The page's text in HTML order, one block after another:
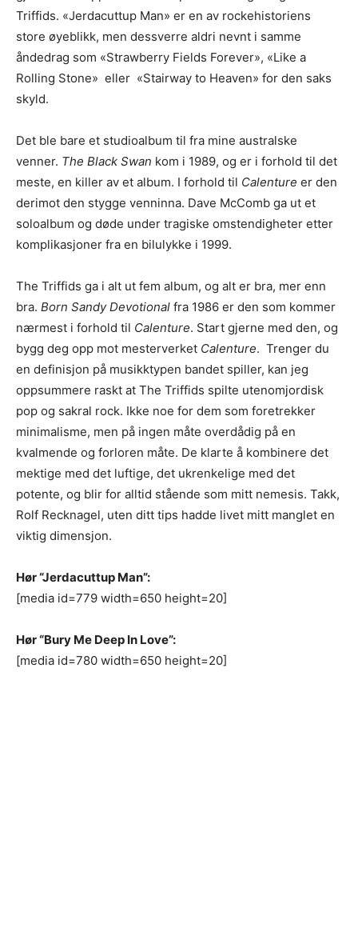
Triffids. «Jerdacuttup Man» er en av rockehistoriens
store øyeblikk, men dessverre aldri nevnt i samme
åndedrag som «Strawberry Fields Forever», «Like a
Rolling Stone» eller «Stairway to Heaven» for den saks
skyld.
Det ble bare et studioalbum til fra mine australske
venner. The Black Swan kom i 1989, og er i forhold til det
meste, en killer av et album. I forhold til Calenture er den
derimot den stygge venninna. Dave McComb ga ut et
soloalbum og døde under tragiske omstendigheter etter
komplikasjoner fra en bilulykke i 1999.
The Triffids ga i alt ut fem album, og alt er bra, mer enn
bra. Born Sandy Devotional fra 1986 er den som kommer
nærmest i forhold til Calenture. Start gjerne med den, og
bygg deg opp mot mesterverket Calenture. Trenger du
en definisjon på musikktypen bandet spiller, kan jeg
oppsummere raskt at The Triffids spilte utenomjordisk
pop og sakral rock. Ikke noe for dem som foretrekker
minimalisme, men på ingen måte overdådig på en
kvalmende og forloren måte. De klarte å kombinere det
mektige med det luftige, det ukrenkelige med det
potente, og blir for alltid stående som mitt nemesis. Takk,
Rolf Recknagel, uten ditt tips hadde livet mitt manglet en
viktig dimensjon.
Hør “Jerdacuttup Man”:
[media id=779 width=650 height=20]
Hør “Bury Me Deep In Love”:
[media id=780 width=650 height=20]